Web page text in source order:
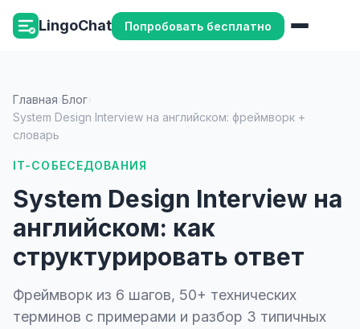
LingoChat Попробовать бесплатно
Главная Блог
System Design Interview на английском: фреймворк +
словарь
IT-СОБЕСЕДОВАНИЯ
System Design Interview на
английском: как
структурировать ответ
Фреймворк из 6 шагов, 50+ технических
терминов с примерами и разбор 3 типичных